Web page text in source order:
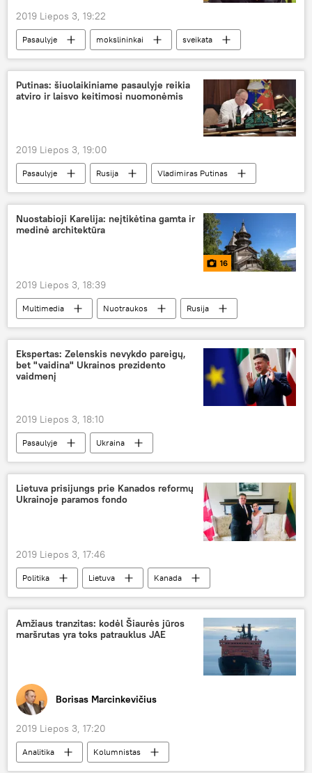
2019 Liepos 3, 19:22
Pasaulyje mokslininkai
sveikata
Medicina ir sveikata
Putinas: šiuolaikiniame pasaulyje reikia
atviro ir laisvo keitimosi nuomonėmis
2019 Liepos 3, 19:00
Pasaulyje Rusija Vladimiras Putinas
Nuostabioji Karelija: neįtikėtina gamta ir
medinė architektūra
16
2019 Liepos 3, 18:39
Multimedia Nuotraukos
Rusija
turizmas
istorija gamta
Ekspertas: Zelenskis nevykdo pareigų,
bet "vaidina" Ukrainos prezidento
vaidmenį
2019 Liepos 3, 18:10
Pasaulyje
Ukraina
Vladimiras Zelenskis
konferencija
Kanada
Lietuva prisijungs prie Kanados reformų
Ukrainoje paramos fondo
2019 Liepos 3, 17:46
Politika Lietuva
Kanada
Ukraina
Linas Linkevičius
Amžiaus tranzitas: kodėl Šiaurės jūros
maršrutas yra toks patrauklus JAE
Borisas Marcinkevičius
2019 Liepos 3, 17:20
Analitika
Kolumnistas